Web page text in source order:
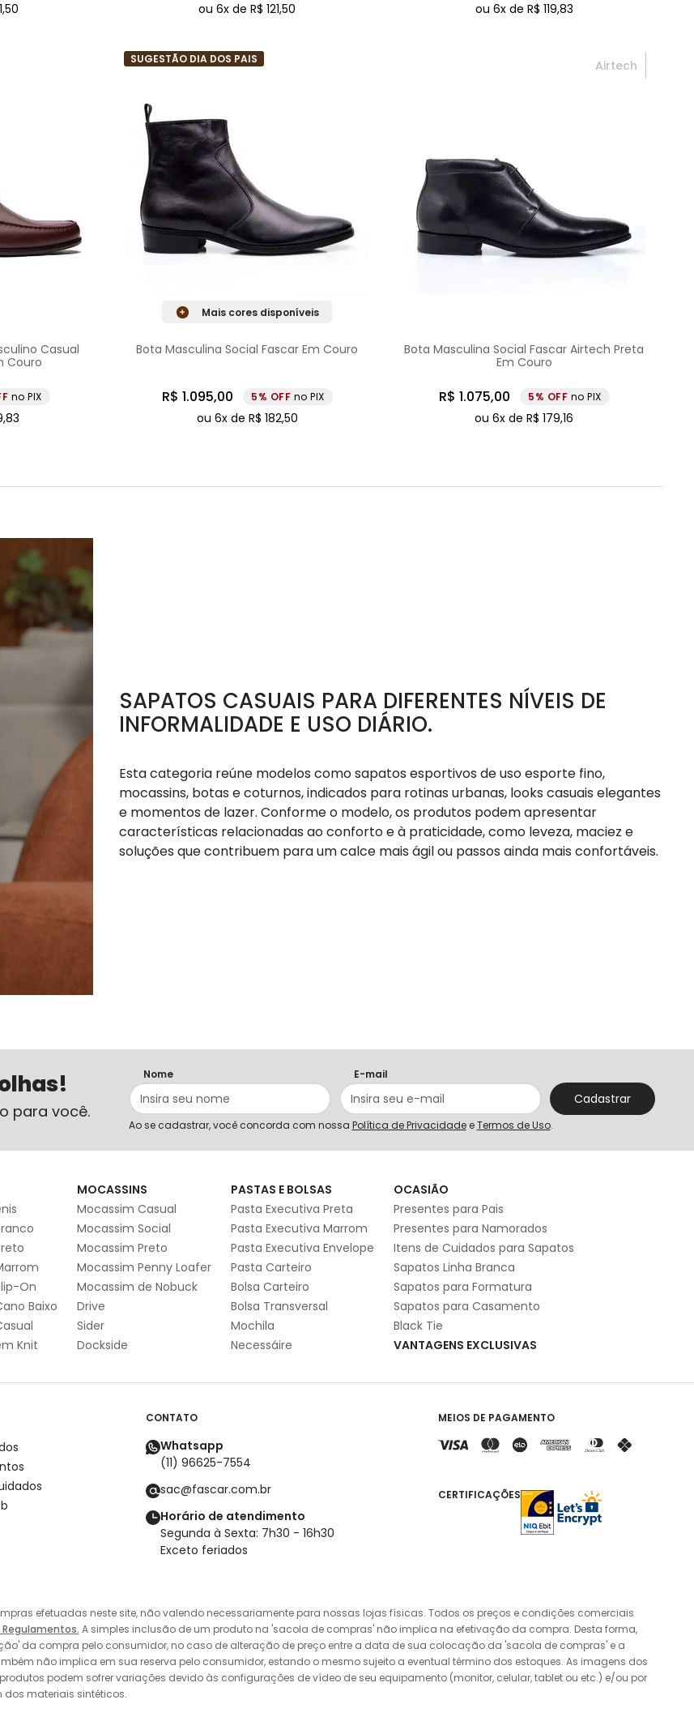
,50 ou6x deR$ 121,50 ou 6x de R$ 119,83
Casual
Couro
no PIX
,83
SUGESTÃO DIA DOS PAIS
Mais cores disponíveis
Bota Masculina Social Fascar Em Couro
R$ 1.095,00 5% no PIX
ou 6x de R$ 182,50
Airtech
Bota Masculina Social Fascar Airtech Preta
Em Couro
R$ 1.075,00 5% no PIX
ou6x deR$ 179,16
SAPATOS CASUAIS PARA DIFERENTES NÍVEIS DE
INFORMALIDADE E USO DIÁRIO.
Esta categoria reúne modelos como sapatos esportivos de uso esporte fino,
mocassins, botas e coturnos, indicados para rotinas urbanas, looks casuais elegantes
e momentos de lazer. Conforme o modelo, os produtos podem apresentar
características relacionadas ao conforto e à praticidade, como leveza, maciez e
soluções que contribuem para um calce mais ágil ou passos ainda mais confortáveis.
para você.
Nome E-mail
Cadastrar
Ao se cadastrar, você concorda com nossa Política de Privacidadee Termos de Uso.
On
Baixo
Knit
MOCASSINS
Mocassim Casual
Mocassim Social
Mocassim Preto
Mocassim Penny Loafer
Mocassim de Nobuck
Drive
Sider
Dockside
PASTAS E BOLSAS
Pasta Executiva Preta
Pasta Executiva Marrom
Pasta Executiva Envelope
Pasta Carteiro
Bolsa Carteiro
Bolsa Transversal
Mochila
Necessáire
OCASIÃO
Presentes para Pais
Presentes para Namorados
Itens de Cuidados para Sapatos
Sapatos Linha Branca
Sapatos para Formatura
Sapatos para Casamento
Black Tie
VANTAGENS EXCLUSIVAS
CONTATO
Whatsapp
(11) 96625-7554
sac@fascar.com.br
Horário de atendimento
Segunda à Sexta: 7h30 - 16h30
Exceto feriados
MEIOS DE PAGAMENTO
CERTIFICAÇÕES
efetuadas neste site, não valendo necessariamente para nossas lojas físicas. Todos os preços e condições comerciais
A simples inclusão de um produto na 'sacola de compras' não implica na efetivação da compra. Desta forma,
da compra pelo consumidor, no caso de alteração de preço entre a data de sua colocação da 'sacola de compras' e a
não implica em sua reserva pelo consumidor, estando o mesmo sujeito a eventual término dos estoques. As imagens dos
podem sofrer variações devido às configurações de vídeo de seu equipamento (monitor, celular, tablet ou etc.) e/ou por
materiais sintéticos.